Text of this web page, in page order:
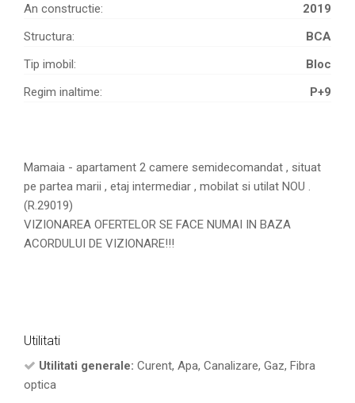
An constructie:
2019
Structura:
BCA
Tip imobil:
Bloc
Regim inaltime:
P+9
Mamaia - apartament 2 camere semidecomandat , situat
pe partea marii , etaj intermediar , mobilat si utilat NOU .
(R.29019)
VIZIONAREA OFERTELOR SE FACE NUMAI IN BAZA
ACORDULUI DE VIZIONARE!!!
Utilitati
Utilitati generale: Curent, Apa, Canalizare, Gaz, Fibra
optica